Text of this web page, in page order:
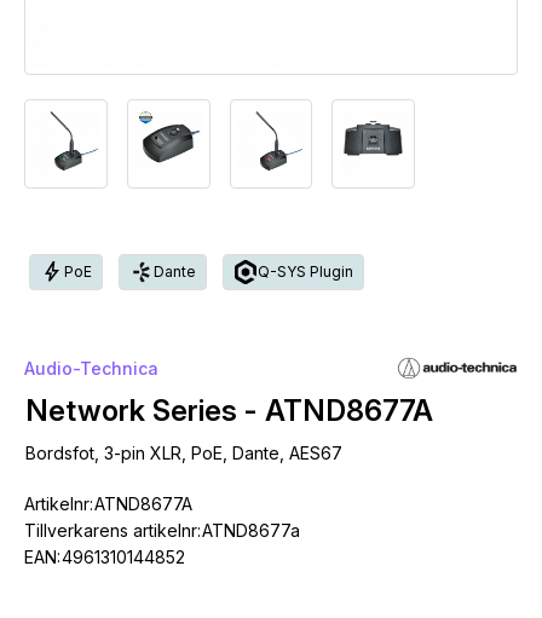
bolt PoE Dante Q-SYS Plugin
Audio-Technica
Network Series - ATND8677A
Bordsfot, 3-pin XLR, PoE, Dante, AES67
Artikelnr:ATND8677A
Tillverkarens artikelnr:ATND8677a
EAN:4961310144852